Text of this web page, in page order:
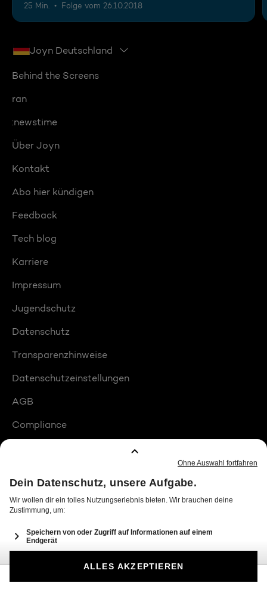
25 Min. Folge vom 26.10.2018
Joyn Deutschland
Behind the Screens
ran
:newstime
Über Joyn
Kontakt
Abo hier kündigen
Feedback
Tech blog
Karriere
Impressum
Jugendschutz
Datenschutz
Transparenzhinweise
Datenschutzeinstellungen
AGB
Compliance